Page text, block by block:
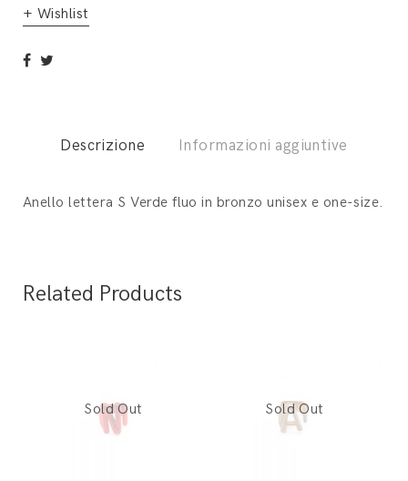
+ Wishlist
Descrizione Informazioni aggiuntive
Anello lettera S Verde fluo in bronzo unisex e one-size.
Related Products